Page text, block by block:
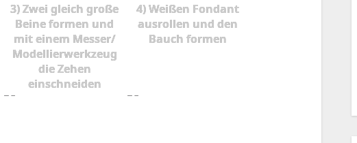
3) Zwei gleich große
Beine formen und
mit einem Messer/
Modellierwerkzeug
die Zehen
einschneiden
4) Weißen Fondant
ausrollen und den
Bauch formen